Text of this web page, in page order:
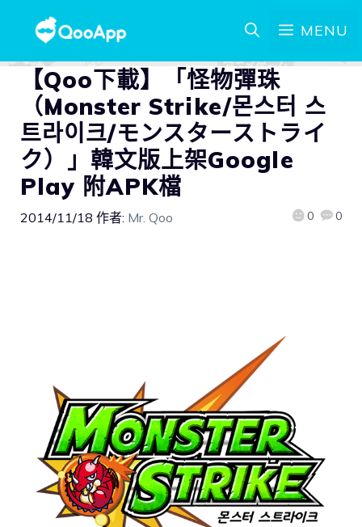
MENU
【Qoo下載】「怪物彈珠
（Monster Strike/몬스터 스
트라이크/モンスターストライ
ク）」韓文版上架Google
Play 附APK檔
2014/11/18 作者: Mr. Qoo 0 0